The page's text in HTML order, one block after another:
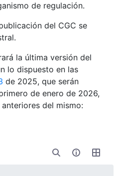
de regulación.
del CGC se
la última versión del
lo dispuesto en las
de 2025, que serán
de enero de 2026,
del mismo: